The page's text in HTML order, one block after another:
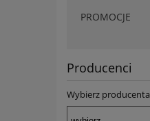
PROMOCJE
Producenci
Wybierz producenta